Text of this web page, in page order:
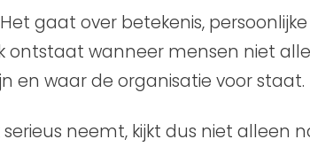
gaat over betekenis,
ontstaat wanneer mensen niet
en waar de organisatie voor staat.
neemt, kijkt dus niet alleen